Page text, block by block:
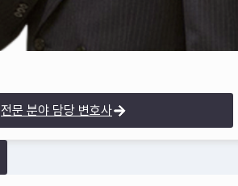
전문 분야 담당 변호사